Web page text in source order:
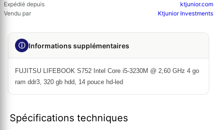
Expédié depuis
ktjunior.com
Vendu par
Ktjunior Investments
ⓘ Informations supplémentaires
FUJITSU LIFEBOOK S752 Intel Core i5-3230M @ 2,60 GHz 4 go
ram ddr3, 320 gb hdd, 14 pouce hd-led
Spécifications techniques